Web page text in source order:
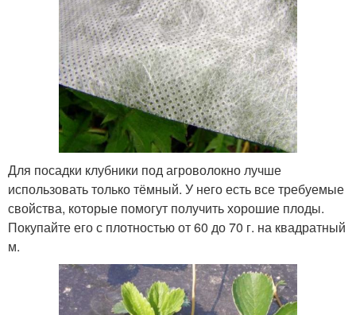
Для посадки клубники под агроволокно лучше
использовать только тёмный. У него есть все требуемые
свойства, которые помогут получить хорошие плоды.
Покупайте его с плотностью от 60 до 70 г. на квадратный
м.